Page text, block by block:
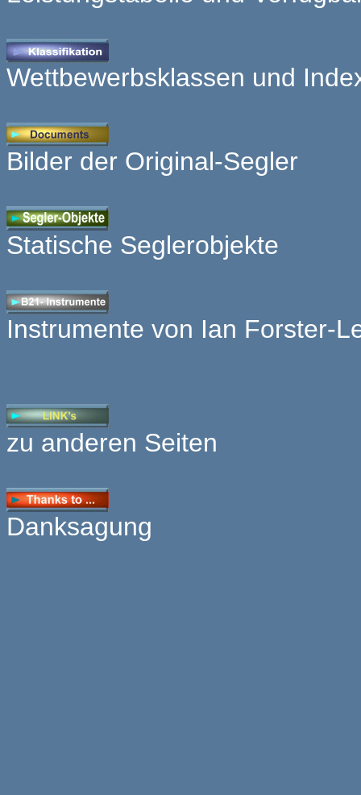
Wettbewerbsklassen und
Bilder der Original-Segler
Statische Seglerobjekte
Instrumente von Ian Forster-
zu anderen Seiten
Danksagung